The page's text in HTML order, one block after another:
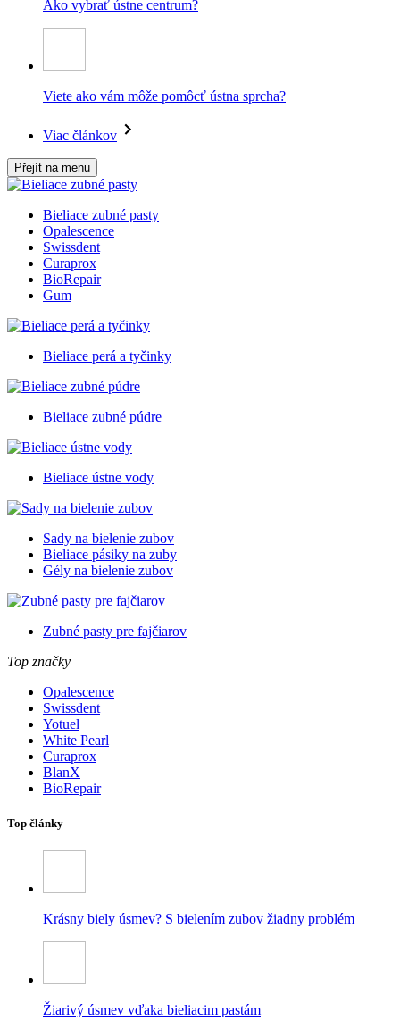
Ako vybrať ústne centrum?
Viete ako vám môže pomôcť ústna sprcha?
Viac článkov
Přejít na menu
Bieliace zubné pasty
Opalescence
Swissdent
Curaprox
BioRepair
Gum
Bieliace perá a tyčinky
Bieliace zubné púdre
Bieliace ústne vody
Sady na bielenie zubov
Bieliace pásiky na zuby
Gély na bielenie zubov
Zubné pasty pre fajčiarov
Top značky
Opalescence
Swissdent
Yotuel
White Pearl
Curaprox
BlanX
BioRepair
Top články
Krásny biely úsmev? S bielením zubov žiadny problém
Žiarivý úsmev vďaka bieliacim pastám